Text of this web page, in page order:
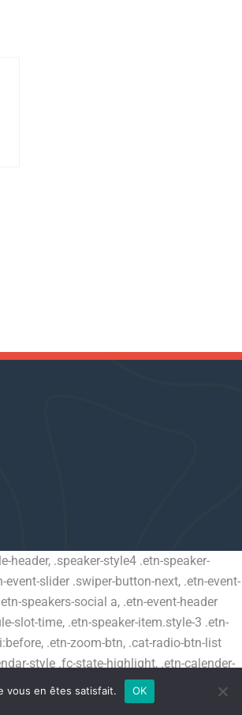
header, .speaker-style4 .etn-speaker-
slider .swiper-button-next, .etn-event-
speakers-social a, .etn-event-header
slot-time, .etn-speaker-item.style-3 .etn-
.etn-zoom-btn, .cat-radio-btn-list
style .fc-state-highlight, .etn-calender-
.calendar-event-category-wrap
primary{ background-color:
vous en êtes satisfait. OK